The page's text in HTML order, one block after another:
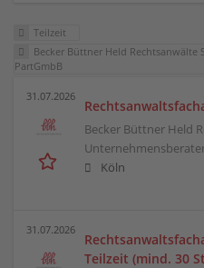
Teilzeit
Becker Büttner Held
PartGmbB
31.07.2026
Becker Büttner Held
Köln
31.07.2026
Teilzeit (mind. 30